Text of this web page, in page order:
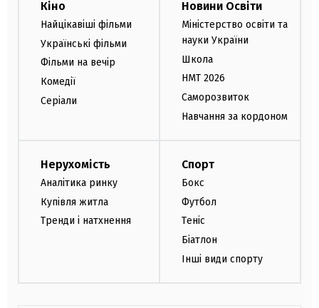
Кіно
Найцікавіші фільми
Українські фільми
Фільми на вечір
Комедії
Серіали
Новини Освіти
Міністерство освіти та
науки України
Школа
НМТ 2026
Саморозвиток
Навчання за кордоном
Нерухомість
Аналітика ринку
Купівля житла
Тренди і натхнення
Спорт
Бокс
Футбол
Теніс
Біатлон
Інші види спорту